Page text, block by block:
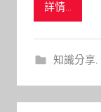
詳情...
知識分享,